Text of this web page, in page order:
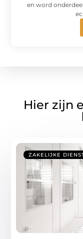
en word
Hier zijn
ZAKELIJKE